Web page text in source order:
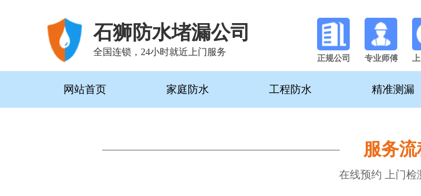
石狮防水堵漏公司
全国连锁，24小时就近上门服务
正规公司 专业师傅
网站首页 家庭防水 工程防水 精准测漏
服务流
在线预约 上门检